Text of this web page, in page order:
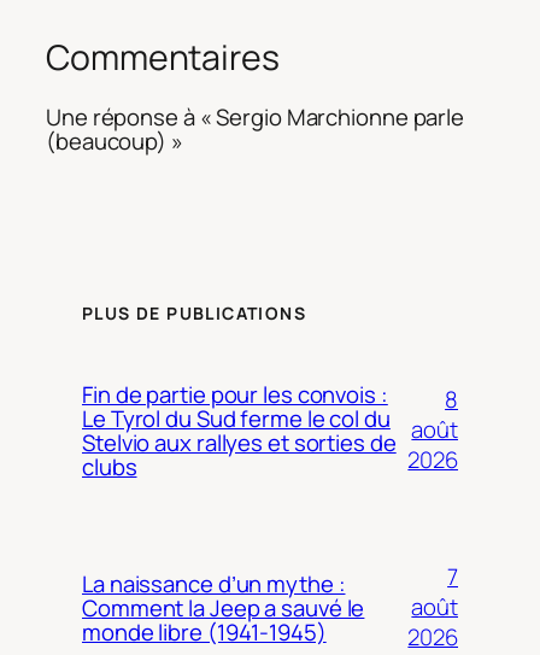
Commentaires
Une réponse à « Sergio Marchionne parle
(beaucoup) »
PLUS DE PUBLICATIONS
Fin de partie pour les convois :
Le Tyrol du Sud ferme le col du
Stelvio aux rallyes et sorties de
clubs
8
août
2026
La naissance d’un mythe :
Comment la Jeep a sauvé le
monde libre (1941-1945)
7
août
2026